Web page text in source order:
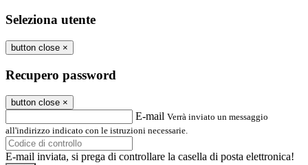
Seleziona utente
button close ×
Recupero password
button close ×
E-mail Verrà inviato un messaggio
all'indirizzo indicato con le istruzioni necessarie.
E-mail inviata, si prega di controllare la casella di posta elettronica!